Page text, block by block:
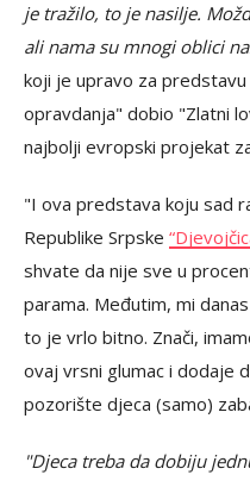
je tražilo, to je nasilje.
ali nama su mnogi oblici
koji je upravo za
opravdanja" dobio "Zlatni
najbolji evropski projekat
"I ova predstava koju sad
Republike Srpske
shvate da nije sve u
parama. Međutim, mi
to je vrlo bitno. Znači,
ovaj vrsni glumac i dodaje
pozorište djeca (samo)
"Djeca treba da dobiju